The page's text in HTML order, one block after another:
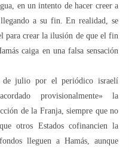
en un intento de hacer creer a
a su fin. En realidad, se
para crear la ilusión de que el fin
caiga en una falsa sensación
de julio por el periódico israelí
provisionalmente» la
de la Franja, siempre que no
otros Estados cofinancien la
lleguen a Hamás, aunque